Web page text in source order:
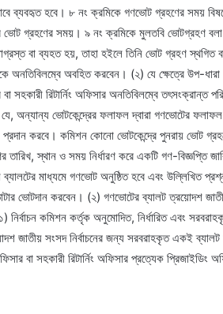
ব্যবহৃত হবে। ৮ নং ক্রমিকে গণভোট গ্রহণের সময়
ভোট গ্রহণের সময়। ৯ নং ক্রমিকে মুলতবি ভোটগ্রহণ
বা ব্যহত হয়, তাহা হইলে তিনি ভোট গ্রহণ স্থগিত
অনতিবিলম্বে অবহিত করবেন। (২) যে ক্ষেত্রে উপ-
বা সহকারী রিটার্নিং অফিসার অনতিবিলম্বে তৎসংক্রান্ত
অন্যান্য ভোটকেন্দ্রের ফলাফল দ্বারা গণভোটের
করবে। কমিশন কোনো ভোটকেন্দ্রে পুনরায় ভোট
তারিখ, স্থান ও সময় নির্ধারণ করে একটি গণ-বিজ্ঞপ্তি
মাধ্যমে গণভোট অনুষ্ঠিত হবে এবং উল্লিখিত
ভোটদান করবেন। (২) গণভোটের ব্যালট ত্রয়োদশ
নির্বাচন কমিশন কর্তৃক অনুমোদিত, নির্ধারিত এবং
জাতীয় সংসদ নির্বাচনের জন্য সরবরাহকৃত একই ব্যালট
বা সহকারী রিটার্নিং অফিসার প্রত্যেক প্রিজাইডিং